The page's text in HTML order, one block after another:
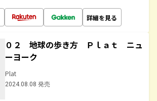
詳細を見る
０２ 地球の歩き方 Ｐｌａｔ ニュ
ーヨーク
Plat
2024.08.08 発売